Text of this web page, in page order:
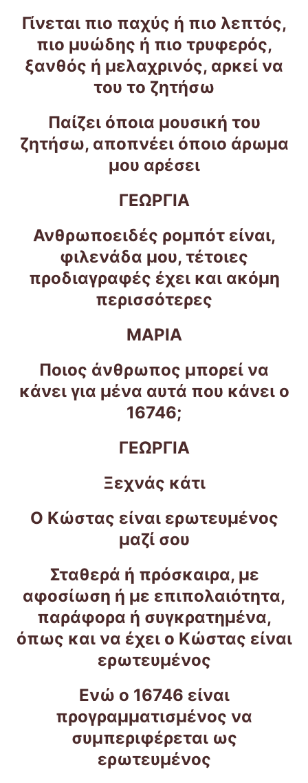
Γίνεται πιο παχύς ή πιο λεπτός,
πιο μυώδης ή πιο τρυφερός,
ξανθός ή μελαχρινός, αρκεί να
του το ζητήσω
Παίζει όποια μουσική του
ζητήσω, αποπνέει όποιο άρωμα
μου αρέσει
ΓΕΩΡΓΙΑ
Ανθρωποειδές ρομπότ είναι,
φιλενάδα μου, τέτοιες
προδιαγραφές έχει και ακόμη
περισσότερες
ΜΑΡΙΑ
Ποιος άνθρωπος μπορεί να
κάνει για μένα αυτά που κάνει ο
16746;
ΓΕΩΡΓΙΑ
Ξεχνάς κάτι
Ο Κώστας είναι ερωτευμένος
μαζί σου
Σταθερά ή πρόσκαιρα, με
αφοσίωση ή με επιπολαιότητα,
παράφορα ή συγκρατημένα,
όπως και να έχει ο Κώστας είναι
ερωτευμένος
Ενώ ο 16746 είναι
προγραμματισμένος να
συμπεριφέρεται ως
ερωτευμένος